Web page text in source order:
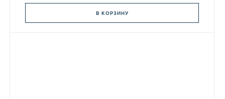
В КОРЗИНУ